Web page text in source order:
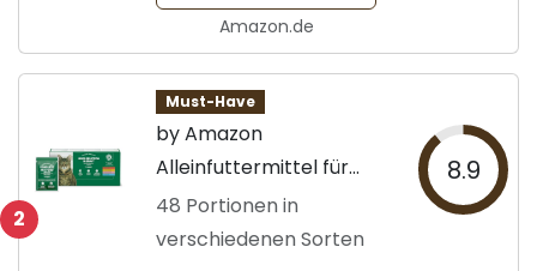
Amazon.de
2
Must-Have
by Amazon
Alleinfuttermittel für
Katzen
48 Portionen in
verschiedenen Sorten
8.9